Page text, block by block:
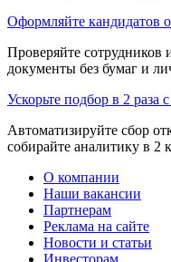
Оформляйте кандидатов
Проверяйте сотрудников
документы без бумаг и
Ускорьте подбор в 2 раза
Автоматизируйте сбор
собирайте аналитику в 2
О компании
Наши вакансии
Партнерам
Реклама на сайте
Новости и статьи